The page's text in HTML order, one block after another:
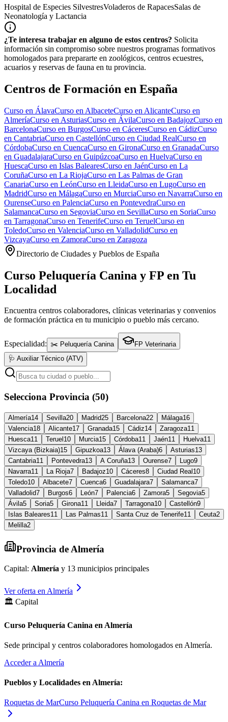
Hospital de Especies SilvestresVoladeros de RapacesSalas de
Neonatología y Lactancia
¿Te interesa trabajar en alguno de estos centros? Solicita
información sin compromiso sobre nuestros programas formativos
homologados para prepararte en zoológicos, centros ecuestres,
acuarios y reservas de fauna en tu provincia.
Centros de Formación en España
Curso en ÁlavaCurso en AlbaceteCurso en AlicanteCurso en
AlmeríaCurso en AsturiasCurso en ÁvilaCurso en BadajozCurso en
BarcelonaCurso en BurgosCurso en CáceresCurso en CádizCurso
en CantabriaCurso en CastellónCurso en Ciudad RealCurso en
CórdobaCurso en CuencaCurso en GironaCurso en GranadaCurso
en GuadalajaraCurso en GuipúzcoaCurso en HuelvaCurso en
HuescaCurso en Islas BalearesCurso en JaénCurso en La
CoruñaCurso en La RiojaCurso en Las Palmas de Gran
CanariaCurso en LeónCurso en LleidaCurso en LugoCurso en
MadridCurso en MálagaCurso en MurciaCurso en NavarraCurso en
OurenseCurso en PalenciaCurso en PontevedraCurso en
SalamancaCurso en SegoviaCurso en SevillaCurso en SoriaCurso
en TarragonaCurso en TenerifeCurso en TeruelCurso en
ToledoCurso en ValenciaCurso en ValladolidCurso en
VizcayaCurso en ZamoraCurso en Zaragoza
Directorio de Ciudades y Pueblos de España
Curso Peluquería Canina y FP en Tu
Localidad
Encuentra centros colaboradores, clínicas veterinarias y convenios
de formación práctica en tu municipio o pueblo más cercano.
Especialidad: ✂️ Peluquería Canina
FP Veterinaria
🩺 Auxiliar Técnico (ATV)
Selecciona Provincia (50)
Almería14 Sevilla20 Madrid25 Barcelona22 Málaga16
Valencia18 Alicante17 Granada15 Cádiz14 Zaragoza11
Huesca11 Teruel 10 Murcia15 Córdoba11 Jaén11 Huelva11
Vizcaya (Bizkaia)15 Gipuzkoa13 Álava (Araba)6 Asturias13
Cantabria11 Pontevedra13 A Coruña13 Ourense7 Lugo9
Navarra11 La Rioja7 Badajoz10 Cáceres8 Ciudad Real 10
Toledo10 Albacete7 Cuenca6 Guadalajara7 Salamanca7
Valladolid7 Burgos6 León7 Palencia6 Zamora5 Segovia5
Ávila5 Soria5 Girona11 Lleida7 Tarragona10 Castellón9
Islas Baleares11 Las Palmas11 Santa Cruz de Tenerife11 Ceuta2
Melilla2
Provincia de Almería
Capital: Almería y 13 municipios principales
Ver oferta en Almería
🏛️ Capital
Curso Peluquería Canina en Almería
Sede principal y centros colaboradores homologados en Almería.
Acceder a Almería
Pueblos y Localidades en Almería:
Roquetas de MarCurso Peluquería Canina en Roquetas de Mar